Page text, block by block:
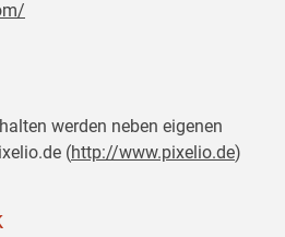
werden neben eigenen
(http://www.pixelio.de)